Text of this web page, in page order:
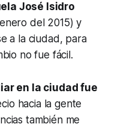
José Isidro
del 2015) y
a la ciudad, para
no fue fácil.
en la ciudad fue
hacia la gente
también me